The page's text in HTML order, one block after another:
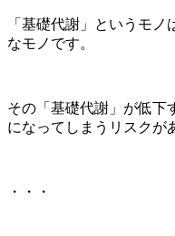
「基礎代謝」というモ
なモノです。
その「基礎代謝」が低下
になってしまうリスクが
・・・